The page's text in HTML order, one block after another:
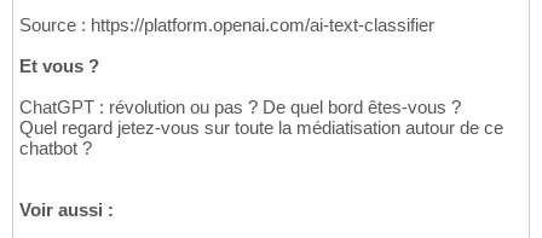
Source : https://platform.openai.com/ai-text-classifier
Et vous ?
ChatGPT : révolution ou pas ? De quel bord êtes-vous ?
Quel regard jetez-vous sur toute la médiatisation autour de ce
chatbot ?
Voir aussi :